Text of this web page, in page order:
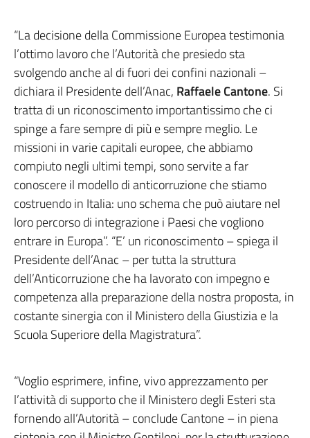
“La decisione della Commissione Europea testimonia
l’ottimo lavoro che l’Autorità che presiedo sta
svolgendo anche al di fuori dei confini nazionali –
dichiara il Presidente dell’Anac, Raffaele Cantone. Si
tratta di un riconoscimento importantissimo che ci
spinge a fare sempre di più e sempre meglio. Le
missioni in varie capitali europee, che abbiamo
compiuto negli ultimi tempi, sono servite a far
conoscere il modello di anticorruzione che stiamo
costruendo in Italia: uno schema che può aiutare nel
loro percorso di integrazione i Paesi che vogliono
entrare in Europa”. “E’ un riconoscimento – spiega il
Presidente dell’Anac – per tutta la struttura
dell’Anticorruzione che ha lavorato con impegno e
competenza alla preparazione della nostra proposta, in
costante sinergia con il Ministero della Giustizia e la
Scuola Superiore della Magistratura”.
“Voglio esprimere, infine, vivo apprezzamento per
l’attività di supporto che il Ministero degli Esteri sta
fornendo all’Autorità – conclude Cantone – in piena